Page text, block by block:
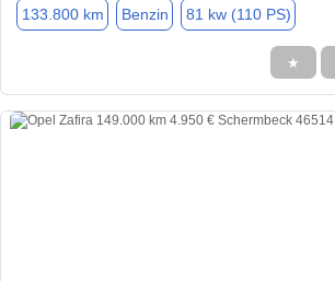
133.800 km Benzin 81 kw (110 PS)
★